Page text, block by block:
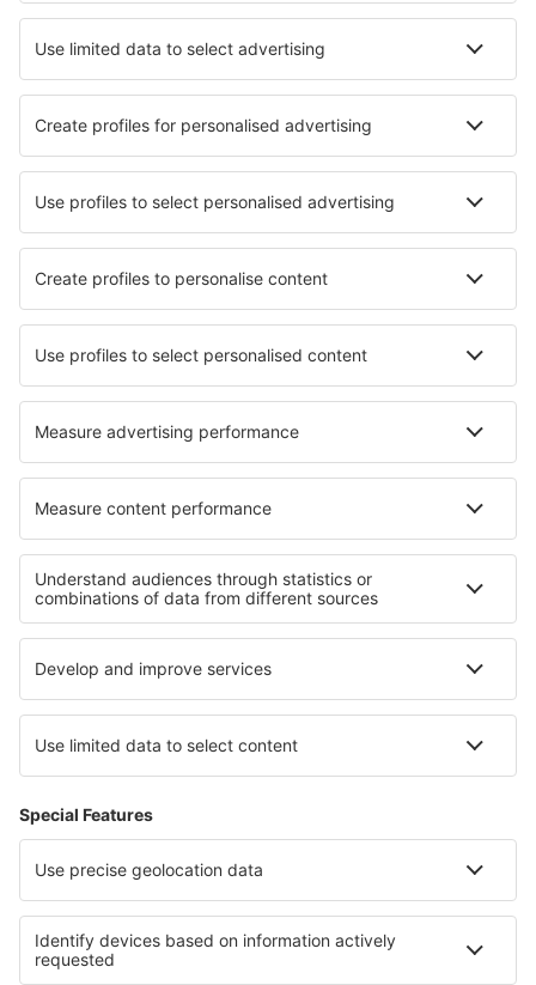
Unterkunft in Golfo Aranci Unterkunft in Mestre
Die besten Unterkünfte - Städte
Unterkunft Laborie Unterkunft Arima
Unterkunft in Saint-Pierre-des-Nids Unterkunft in Pemberton
Unterkunft in Skalsvik Unterkunft in Saint-Pierre-d`Albigny
Unterkunft in Friuli-Venezia Giulia
Unterkunft in Liguria Unterkunft auf Sardinien
Unterkunft im West-Coast-Nationalpark
Unterkunft in Nayarit Unterkunft auf Koh Samui
Unterkunft in New Valley Unterkunft in Gorce